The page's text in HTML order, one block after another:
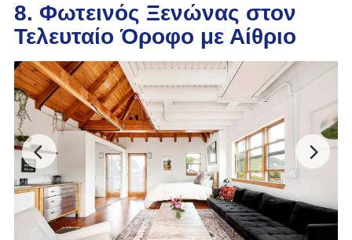
8. Φωτεινός Ξενώνας στον
Τελευταίο Όροφο με Αίθριο